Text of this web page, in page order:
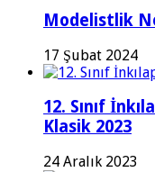
Modelistlik
17 Şubat 2024
12. Sınıf
Klasik 2023
24 Aralık 2023